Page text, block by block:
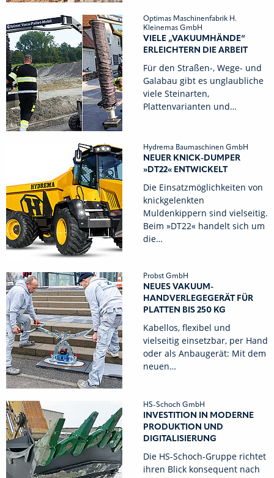
Optimas Maschinenfabrik H.
Kleinemas GmbH
VIELE „VAKUUMHÄNDE“
ERLEICHTERN DIE ARBEIT
Für den Straßen-, Wege- und
Galabau gibt es unglaubliche
viele Steinarten,
Plattenvarianten und…
Hydrema Baumaschinen GmbH
NEUER KNICK-DUMPER
»DT22« ENTWICKELT
Die Einsatzmöglichkeiten von
knickgelenkten
Muldenkippern sind vielseitig.
Beim »DT22« handelt sich um
die…
Probst GmbH
NEUES VAKUUM-
HANDVERLEGEGERÄT FÜR
PLATTEN BIS 250 KG
Kabellos, flexibel und
vielseitig einsetzbar, per Hand
oder als Anbaugerät: Mit dem
neuen…
HS-Schoch GmbH
INVESTITION IN MODERNE
PRODUKTION UND
DIGITALISIERUNG
Die HS-Schoch-Gruppe richtet
ihren Blick konsequent nach